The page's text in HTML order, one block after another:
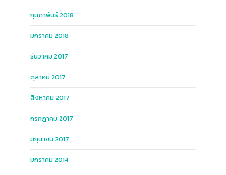
กุมภาพันธ์ 2018
มกราคม 2018
ธันวาคม 2017
ตุลาคม 2017
สิงหาคม 2017
กรกฎาคม 2017
มิถุนายน 2017
มกราคม 2014